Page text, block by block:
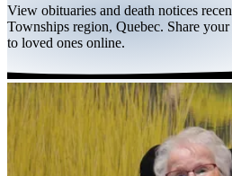
Quebec
Canada
International
By region
By city
View obituaries and death notices
Townships region, Quebec. Share
to loved ones online.